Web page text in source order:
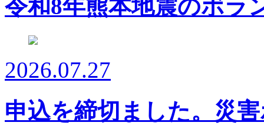
令和8年熊本地震のボラ
2026.07.27
申込を締切ました。災